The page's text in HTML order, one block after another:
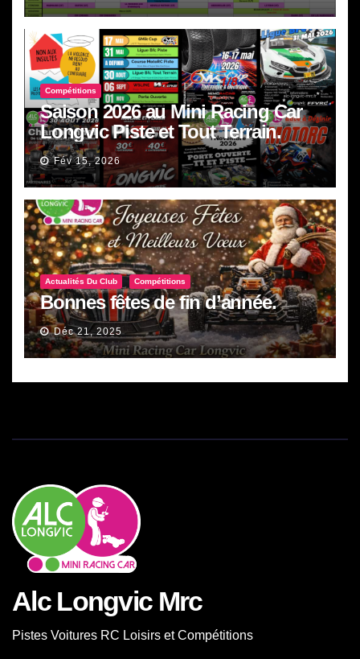
Compétitions
Saison 2026 au Mini Racing Car
Longvic Piste et Tout Terrain.
Fév 15, 2026
Actualités Du Club Compétitions
Bonnes fêtes de fin d’année.
Déc 21, 2025
Alc Longvic Mrc
Pistes Voitures RC Loisirs et Compétitions